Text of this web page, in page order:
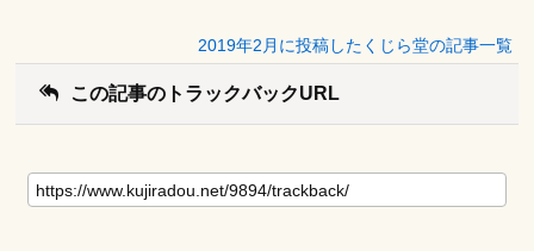
2019年2月に投稿したくじら堂の記事一覧
この記事のトラックバックURL